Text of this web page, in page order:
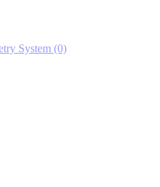
System (0)